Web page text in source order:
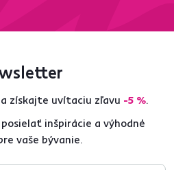
získajte uvítaciu zľavu -5 %.
inšpirácie a výhodné
vaše bývanie.